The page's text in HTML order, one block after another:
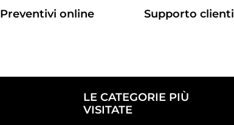
Preventivi online Supporto clienti
LE CATEGORIE PIÙ
VISITATE